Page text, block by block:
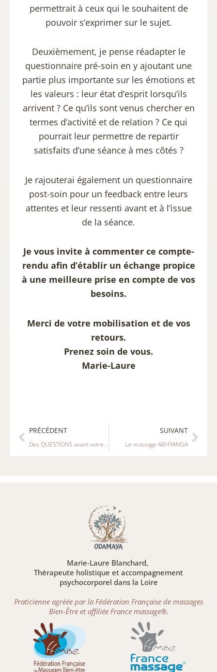
permettrait à ceux qui le souhaitent de
pouvoir s’exprimer sur le sujet.
Deuxièmement, je pense réadapter le
questionnaire pré-soin en y ajoutant une
partie plus importante sur les émotions et
les valeurs : leur état d’esprit lorsqu’ils
arrivent ? Ce qu’ils sont venus chercher en
termes d’activité et de relation ? Ce qui
pourrait leur permettre de repartir
satisfaits d’une séance à mes côtés ?
Je rajouterai également un questionnaire
post-soin pour un feedback entre leurs
attentes et leur ressenti avant et à l’issue
de la séance.
Je vous invite à commenter ce compte-
rendu afin d’établir un échange propice
à une meilleure prise en compte de vos
besoins.
Merci de votre mobilisation et de vos
retours.
Prenez soin de vous.
Marie-Laure
Précédent
PRÉCÉDENT
Des QUESTIONS avant votre venue ?
SUIVANT
Le massage ABHYANGA
Marie-Laure Blanchard,
Thérapeute holistique et accompagnement
psychocorporel dans la Loire
Praticienne agréée par la Fédération Française de massages
Bien-Être et affiliée France massage®.